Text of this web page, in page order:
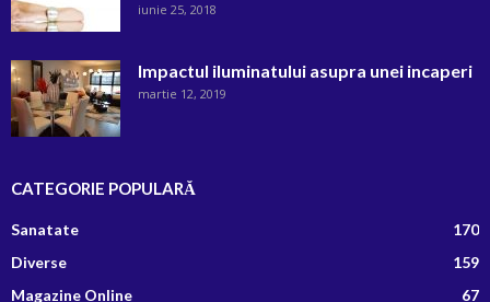
iunie 25, 2018
Impactul iluminatului asupra unei incaperi
martie 12, 2019
CATEGORIE POPULARĂ
Sanatate
170
Diverse
159
Magazine Online
67